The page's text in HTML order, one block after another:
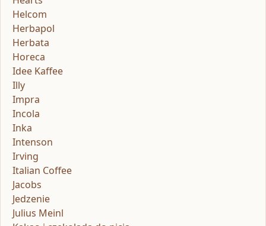
Helcom
Herbapol
Herbata
Horeca
Idee Kaffee
Illy
Impra
Incola
Inka
Intenson
Irving
Italian Coffee
Jacobs
Jedzenie
Julius Meinl